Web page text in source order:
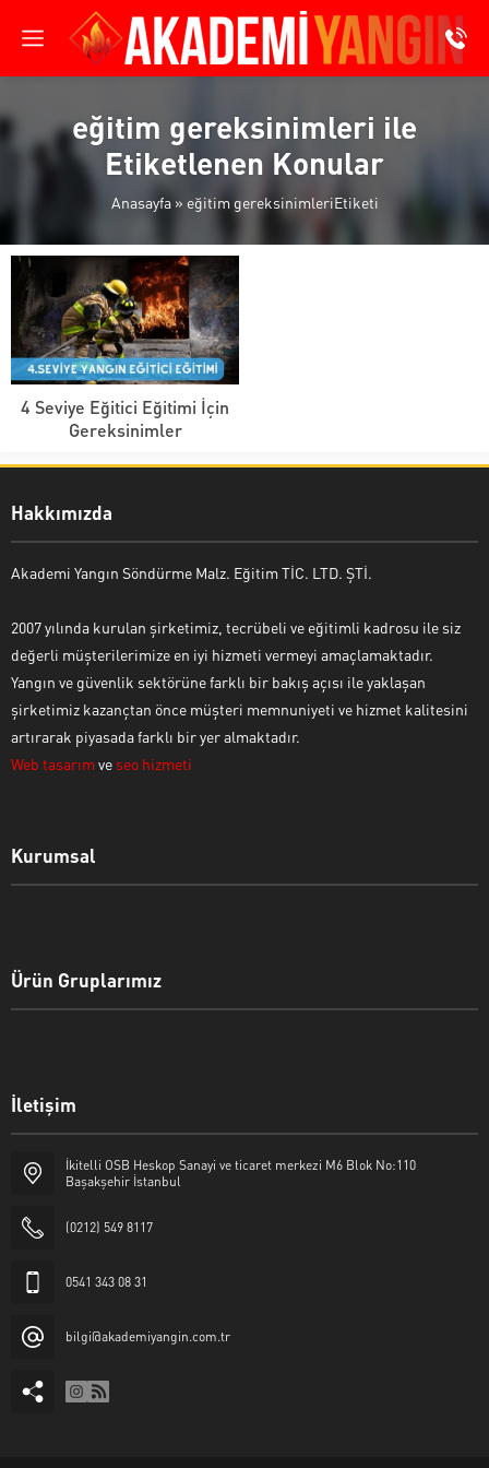
eğitim gereksinimleri ile
Etiketlenen Konular
Anasayfa» eğitim gereksinimleriEtiketi
4 Seviye Eğitici Eğitimi İçin
Gereksinimler
Hakkımızda
Akademi Yangın Söndürme Malz. Eğitim TİC. LTD. ŞTİ.
2007 yılında kurulan şirketimiz, tecrübeli ve eğitimli kadrosu ile siz
değerli müşterilerimize en iyi hizmeti vermeyi amaçlamaktadır.
Yangın ve güvenlik sektörüne farklı bir bakış açısı ile yaklaşan
şirketimiz kazançtan önce müşteri memnuniyeti ve hizmet kalitesini
artırarak piyasada farklı bir yer almaktadır.
Web tasarım ve seo hizmeti
Kurumsal
Ürün Gruplarımız
İletişim
İkitelli OSB Heskop Sanayi ve ticaret merkezi M6 Blok No:110
Başakşehir İstanbul
(0212) 549 8117
0541 343 08 31
bilgi@akademiyangin.com.tr